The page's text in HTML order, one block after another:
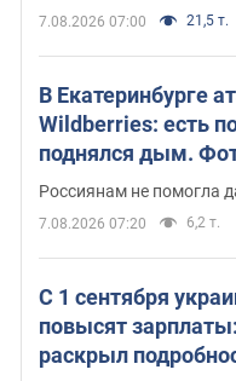
7.08.2026 07:00 21,5 т.
В Екатеринбурге
Wildberries: есть
поднялся дым.
Россиянам не помогла
7.08.2026 07:20 6,2 т.
С 1 сентября
повысят
раскрыл